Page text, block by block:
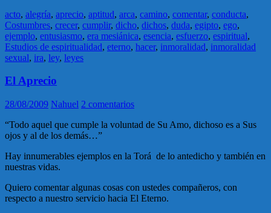
acto, alegría, aprecio, aptitud, arca, camino, comentar, conducta,
Costumbres, crecer, cumplir, dicho, dichos, duda, egipto, ego,
ejemplo, entusiasmo, era mesiánica, esencia, esfuerzo, espiritual,
Estudios de espiritualidad, eterno, hacer, inmoralidad, inmoralidad
sexual, ira, ley, leyes
El Aprecio
28/08/2009 Nahuel 2 comentarios
“Todo aquel que cumple la voluntad de Su Amo, dichoso es a Sus
ojos y al de los demás…”
Hay innumerables ejemplos en la Torá de lo antedicho y también en
nuestras vidas.
Quiero comentar algunas cosas con ustedes compañeros, con
respecto a nuestro servicio hacia El Eterno.